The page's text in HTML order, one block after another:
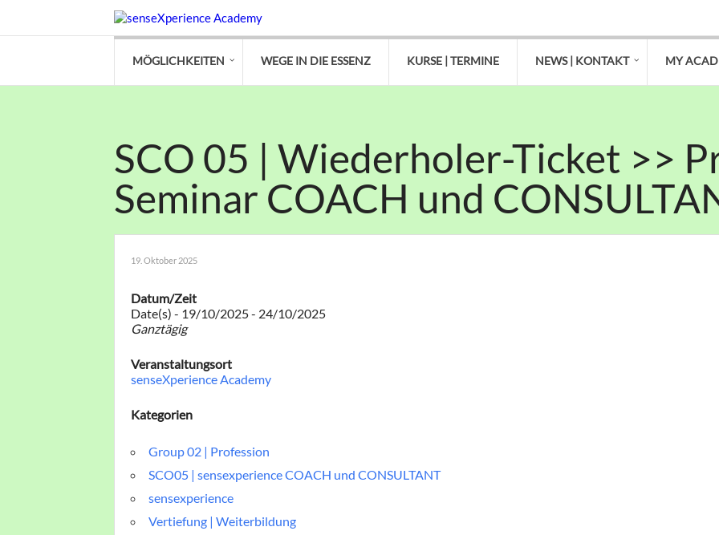
MÖGLICHKEITEN WEGE IN DIE ESSENZ KURSE | TERMINE NEWS | KONTAKT MY
SCO 05 | Wiederholer-Ticket >>
Seminar COACH und
19. Oktober 2025
Datum/Zeit
Date(s) - 19/10/2025 - 24/10/2025
Ganztägig
Veranstaltungsort
senseXperience Academy
Kategorien
Group 02 | Profession
SCO05 | sensexperience COACH und CONSULTANT
sensexperience
Vertiefung | Weiterbildung